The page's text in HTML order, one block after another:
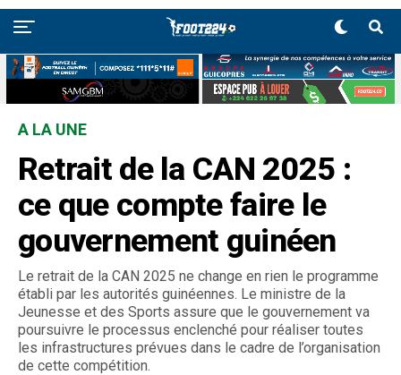
A LA UNE
Retrait de la CAN 2025 :
ce que compte faire le
gouvernement guinéen
Le retrait de la CAN 2025 ne change en rien le programme
établi par les autorités guinéennes. Le ministre de la
Jeunesse et des Sports assure que le gouvernement va
poursuivre le processus enclenché pour réaliser toutes
les infrastructures prévues dans le cadre de l’organisation
de cette compétition.